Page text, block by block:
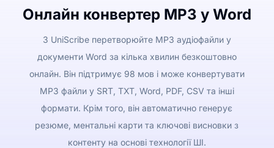
Онлайн конвертер MP3 у Word
З UniScribe перетворюйте MP3 аудіофайли у
документи Word за кілька хвилин безкоштовно
онлайн. Він підтримує 98 мов і може конвертувати
MP3 файли у SRT, TXT, Word, PDF, CSV та інші
формати. Крім того, він автоматично генерує
резюме, ментальні карти та ключові висновки з
контенту на основі технології ШІ.